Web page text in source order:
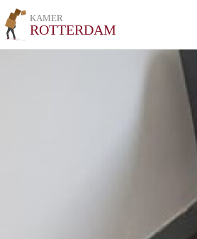
KAMER
ROTTERDAM